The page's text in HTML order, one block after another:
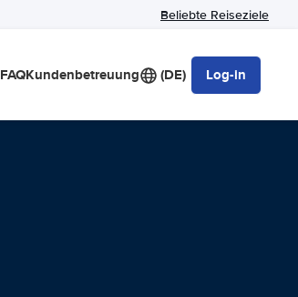
Beliebte Reiseziele
FAQKundenbetreuung (DE) Log-in